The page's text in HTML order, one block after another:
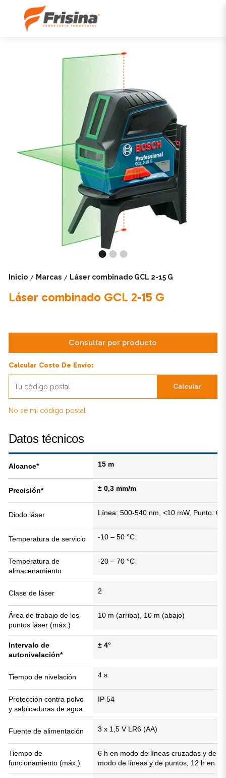
Inicio / Marcas / Láser combinado GCL 2-15 G
Láser combinado GCL 2-15 G
Consultar por producto
Calcular Costo De Envío:
Calcular
No sé mi código postal
Datos técnicos
Alcance* 15 m
Precisión* ± 0,3 mm/m
Diodo láser Línea: 500-540 nm, <10 mW, Punto:
Temperatura de servicio -10 – 50 °C
Temperatura de
almacenamiento
-20 – 70 °C
Clase de láser 2
Área de trabajo de los
puntos láser (máx.)
10 m (arriba), 10 m (abajo)
Intervalo de
autonivelación*
± 4°
Tiempo de nivelación 4 s
Protección contra polvo
y salpicaduras de agua
IP 54
Fuente de alimentación 3 x 1,5 V LR6 (AA)
Tiempo de
funcionamiento (máx.)
6 h en modo de líneas cruzadas y de
modo de líneas y de puntos, 12 h en